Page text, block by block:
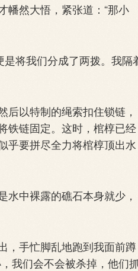
然大悟，紧张道：“那小
将我们分成了两拨。我隔
以特制的绳索扣住锁链，
铁链固定。这时，棺椁已经
乎要拼尽全力将棺椁顶出水
中裸露的礁石本身就少，
手忙脚乱地跑到我面前蹲
我们会不会被杀掉，他们